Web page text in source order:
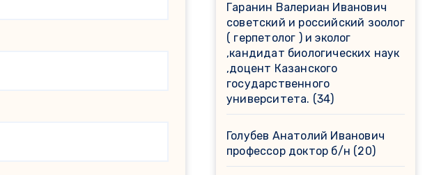
Гаранин Валериан Иванович
советский и российский зоолог
( герпетолог ) и эколог
,кандидат биологических наук
,доцент Казанского
государственного
университета. (34)
Голубев Анатолий Иванович
профессор доктор б/н (20)